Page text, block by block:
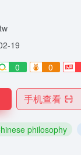
19
0 0
手机查看
philosophy